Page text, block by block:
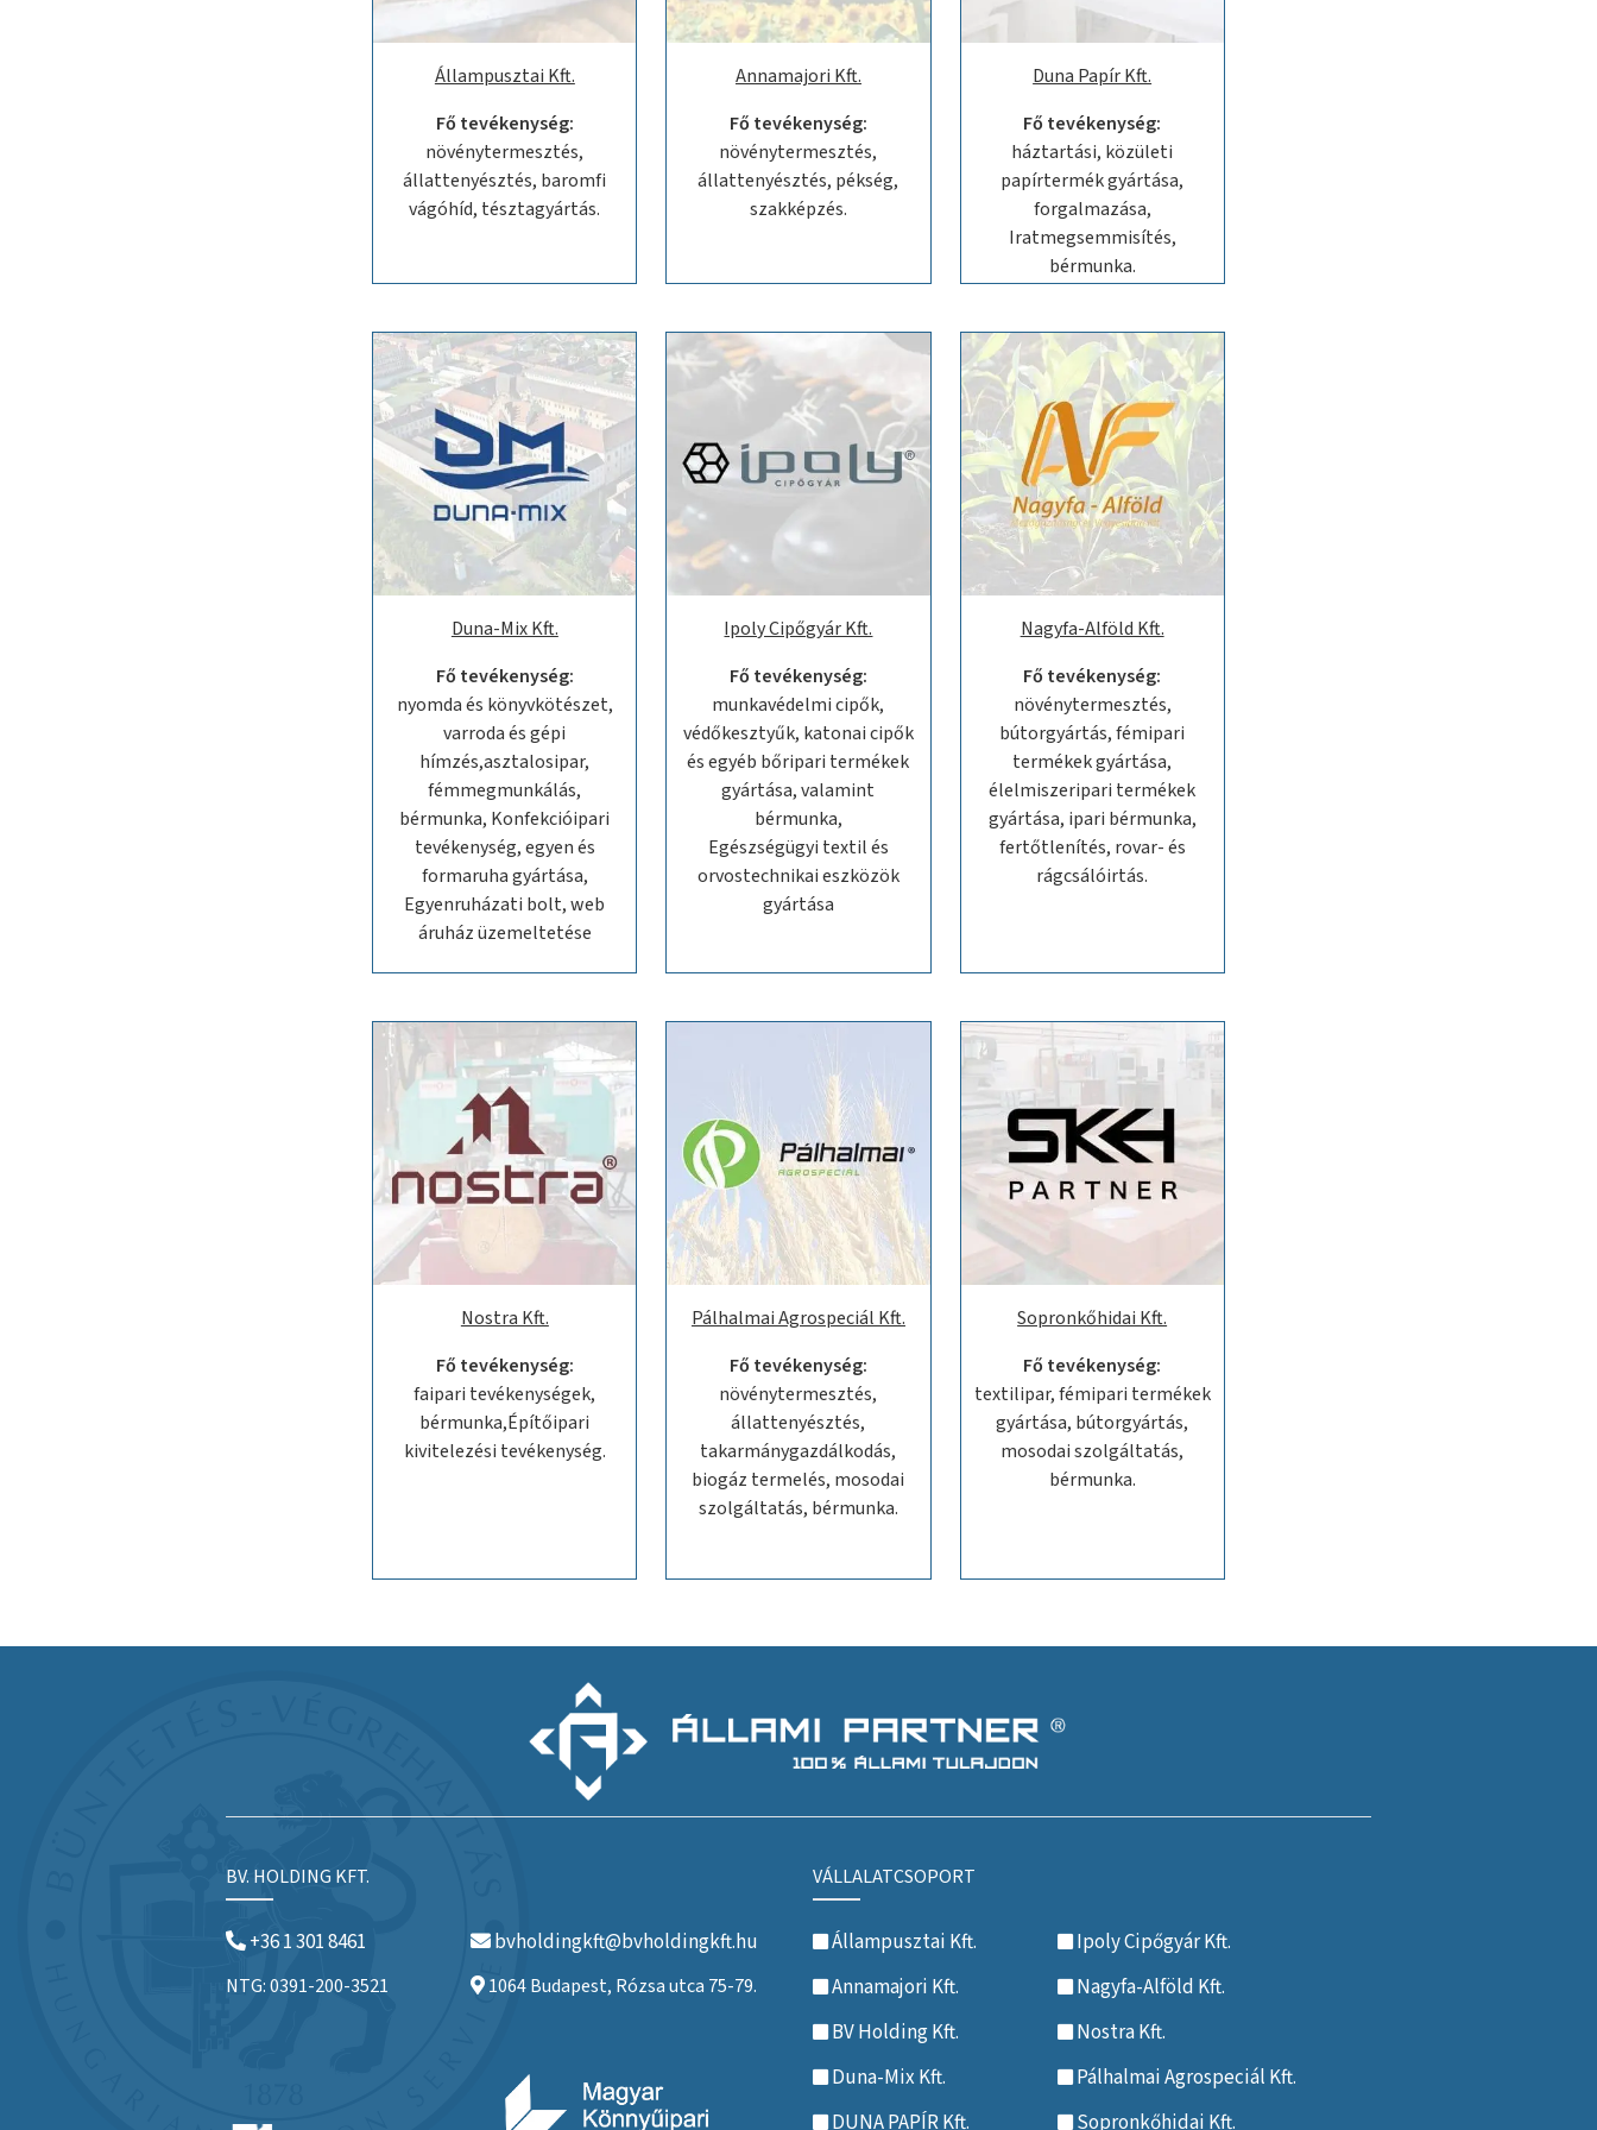
Állampusztai Kft.
Fő tevékenység:
növénytermesztés,
állattenyésztés, baromfi
vágóhíd, tésztagyártás.
Annamajori Kft.
Fő tevékenység:
növénytermesztés,
állattenyésztés, pékség,
szakképzés.
Duna Papír Kft.
Fő tevékenység:
háztartási, közületi
papírtermék gyártása,
forgalmazása,
Iratmegsemmisítés,
bérmunka.
Duna-Mix Kft.
Fő tevékenység:
nyomda és könyvkötészet,
varroda és gépi
hímzés,asztalosipar,
fémmegmunkálás,
bérmunka, Konfekcióipari
tevékenység, egyen és
formaruha gyártása,
Egyenruházati bolt, web
áruház üzemeltetése
Ipoly Cipőgyár Kft.
Fő tevékenység:
munkavédelmi cipők,
védőkesztyűk, katonai cipők
és egyéb bőripari termékek
gyártása, valamint
bérmunka,
Egészségügyi textil és
orvostechnikai eszközök
gyártása
Nagyfa-Alföld Kft.
Fő tevékenység:
növénytermesztés,
bútorgyártás, fémipari
termékek gyártása,
élelmiszeripari termékek
gyártása, ipari bérmunka,
fertőtlenítés, rovar- és
rágcsálóirtás.
Nostra Kft.
Fő tevékenység:
faipari tevékenységek,
bérmunka,Építőipari
kivitelezési tevékenység.
Pálhalmai Agrospeciál Kft.
Fő tevékenység:
növénytermesztés,
állattenyésztés,
takarmánygazdálkodás,
biogáz termelés, mosodai
szolgáltatás, bérmunka.
Sopronkőhidai Kft.
Fő tevékenység:
textilipar, fémipari termékek
gyártása, bútorgyártás,
mosodai szolgáltatás,
bérmunka.
BV. HOLDING KFT.
+36 1 301 8461
NTG: 0391-200-3521
bvholdingkft@bvholdingkft.hu
1064 Budapest, Rózsa utca 75-79.
VÁLLALATCSOPORT
Állampusztai Kft.
Annamajori Kft.
BV Holding Kft.
Duna-Mix Kft.
DUNA PAPÍR Kft.
Ipoly Cipőgyár Kft.
Nagyfa-Alföld Kft.
Nostra Kft.
Pálhalmai Agrospeciál Kft.
Sopronkőhidai Kft.